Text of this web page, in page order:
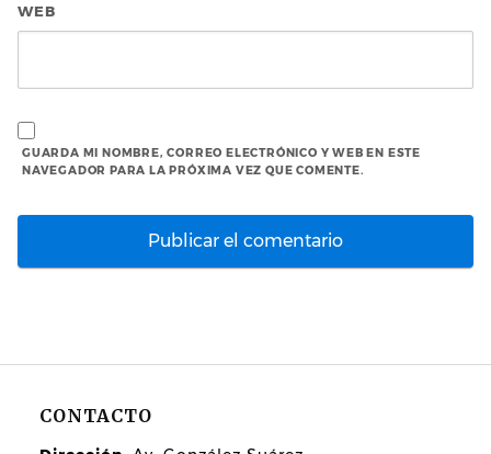
WEB
GUARDA MI NOMBRE, CORREO ELECTRÓNICO Y WEB EN ESTE
NAVEGADOR PARA LA PRÓXIMA VEZ QUE COMENTE.
CONTACTO